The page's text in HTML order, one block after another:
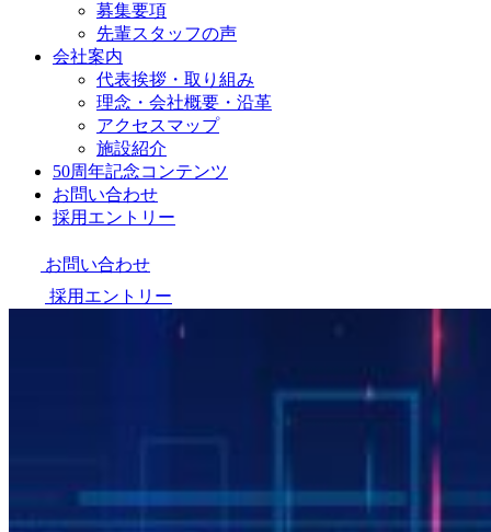
募集要項
先輩スタッフの声
会社案内
代表挨拶・取り組み
理念・会社概要・沿革
アクセスマップ
施設紹介
50周年記念コンテンツ
お問い合わせ
採用エントリー
お問い合わせ
採用エントリー